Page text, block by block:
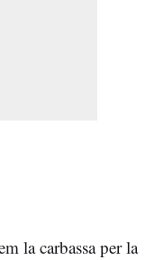
la carbassa per la